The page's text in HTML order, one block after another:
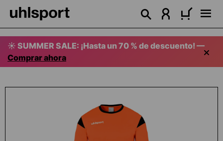
principal
☀️ SUMMER SALE: ¡Hasta un 70 % de descuento! —
Comprar ahora